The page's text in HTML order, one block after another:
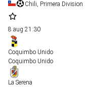
Chili, Primera Division
8 aug 21:30
Coquimbo Unido
Coquimbo Unido
La Serena